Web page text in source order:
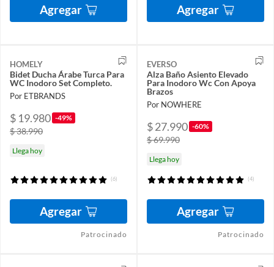
Agregar Agregar
HOMELY
Bidet Ducha Árabe Turca Para
WC Inodoro Set Completo.
Por ETBRANDS
$ 19.980 -49%
$ 38.990
Llega hoy
(6)
Agregar
Patrocinado
EVERSO
Alza Baño Asiento Elevado
Para Inodoro Wc Con Apoya
Brazos
Por NOWHERE
$ 27.990 -60%
$ 69.990
Llega hoy
(4)
Agregar
Patrocinado